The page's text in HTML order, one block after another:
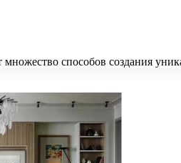
способов создания